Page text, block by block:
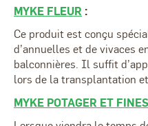
MYKE FLEUR :
Ce produit est conçu
d’annuelles et de vivaces
balconnières. Il suffit
lors de la transplantation
MYKE POTAGER ET